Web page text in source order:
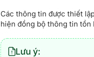
Các thông tin được thiết
hiện đồng bộ thông tin tồn
Lưu ý: